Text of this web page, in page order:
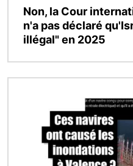
Non, la Cour
n'a pas déclaré
illégal" en 2025